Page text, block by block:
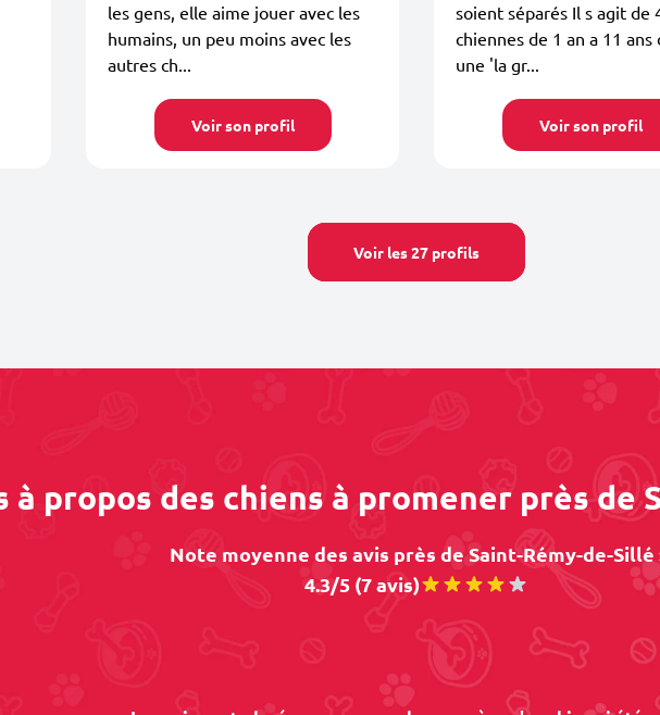
les gens, elle aime jouer avec les
humains, un peu moins avec les
autres ch...
Voir son profil
soient séparés Il s agit de
chiennes de 1 an a 11 ans
une 'la gr...
Voir son profil
Voir les 27 profils
à propos des chiens à promener près de
Note moyenne des avis près de Saint-Rémy-de-Sillé
4.3/5 (7 avis)